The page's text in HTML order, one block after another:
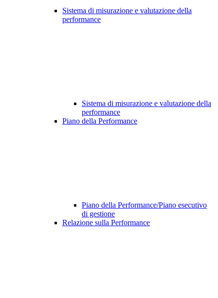
Sistema di misurazione e valutazione della
performance
Sistema di misurazione e valutazione della
performance
Piano della Performance
Piano della Performance/Piano esecutivo
di gestione
Relazione sulla Performance